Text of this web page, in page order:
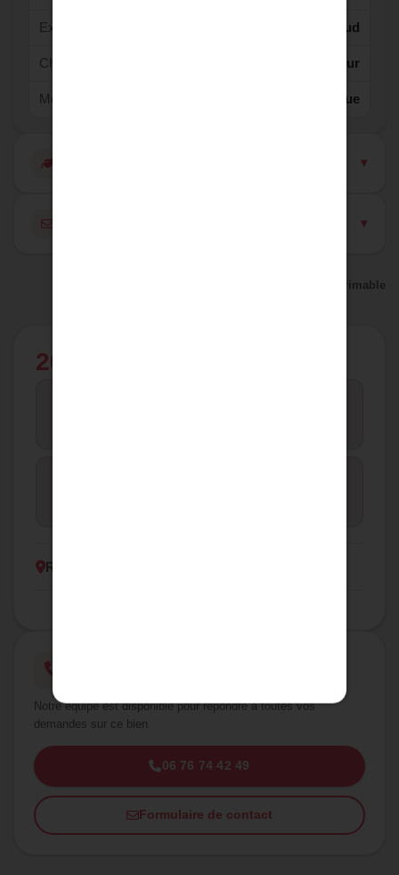
Exposition : Sud
Chauffage : Pompe à chaleur
Mode Chauffage : Electrique
Version imprimable
265 000 €
Riolas
Notre équipe est disponible pour répondre à toutes vos
demandes sur ce bien.
06 76 74 42 49
Formulaire de contact